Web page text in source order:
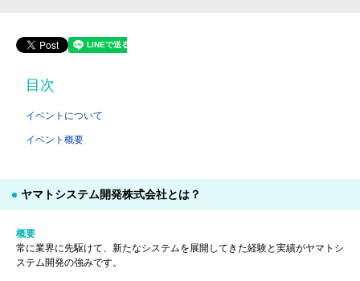
目次
イベントについて
イベント概要
ヤマトシステム開発株式会社とは？
概要
常に業界に先駆けて、新たなシステムを展開してきた経験と実績がヤマトシ
ステム開発の強みです。